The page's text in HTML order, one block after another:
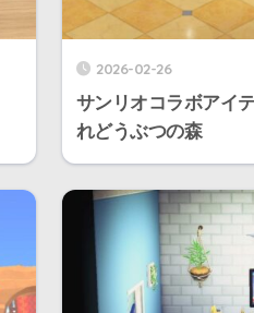
2026-02-26
サンリオコラボアイ
れどうぶつの森